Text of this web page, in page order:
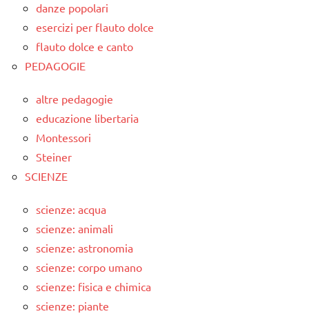
danze popolari
esercizi per flauto dolce
flauto dolce e canto
PEDAGOGIE
altre pedagogie
educazione libertaria
Montessori
Steiner
SCIENZE
scienze: acqua
scienze: animali
scienze: astronomia
scienze: corpo umano
scienze: fisica e chimica
scienze: piante